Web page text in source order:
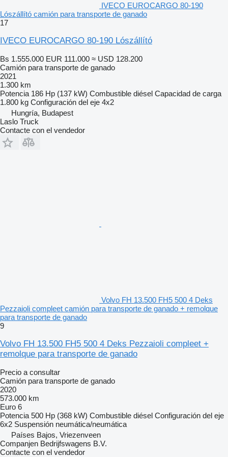
IVECO EUROCARGO 80-190
Lószállító camión para transporte de ganado
17
IVECO EUROCARGO 80-190 Lószállító
Bs 1.555.000 EUR 111.000 ≈ USD 128.200
Camión para transporte de ganado
2021
1.300 km
Potencia 186 Hp (137 kW) Combustible diésel Capacidad de carga
1.800 kg Configuración del eje 4x2
Hungría, Budapest
Laslo Truck
Contacte con el vendedor
Volvo FH 13.500 FH5 500 4 Deks
Pezzaioli compleet camión para transporte de ganado + remolque
para transporte de ganado
9
Volvo FH 13.500 FH5 500 4 Deks Pezzaioli compleet +
remolque para transporte de ganado
Precio a consultar
Camión para transporte de ganado
2020
573.000 km
Euro 6
Potencia 500 Hp (368 kW) Combustible diésel Configuración del eje
6x2 Suspensión neumática/neumática
Países Bajos, Vriezenveen
Companjen Bedrijfswagens B.V.
Contacte con el vendedor